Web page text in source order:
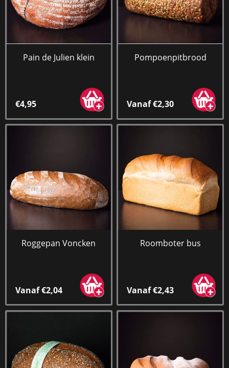
Pain de Julien klein
€4,95
Pompoenpitbrood
Vanaf €2,30
Roggepan Voncken
Vanaf €2,04
Roomboter bus
Vanaf €2,43